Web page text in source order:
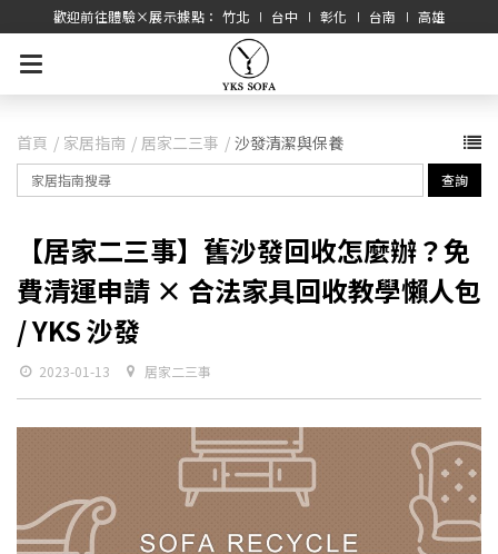
歡迎前往體驗×展示據點： 竹北 ∣ 台中 ∣ 彰化 ∣ 台南 ∣ 高雄
首頁 家居指南 居家二三事 沙發清潔與保養
查詢
【居家二三事】舊沙發回收怎麼辦？免
費清運申請 × 合法家具回收教學懶人包
/ YKS 沙發
2023-01-13 居家二三事